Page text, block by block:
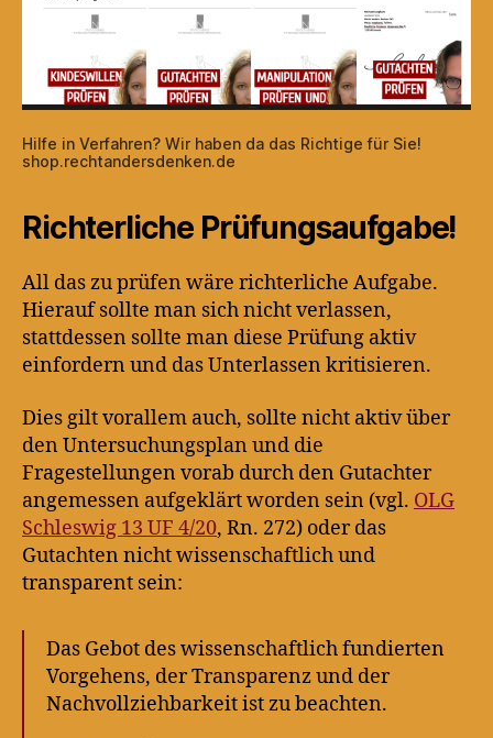
Hilfe in Verfahren? Wir haben da das Richtige für Sie!
shop.rechtandersdenken.de
Richterliche Prüfungsaufgabe!
All das zu prüfen wäre richterliche Aufgabe.
Hierauf sollte man sich nicht verlassen,
stattdessen sollte man diese Prüfung aktiv
einfordern und das Unterlassen kritisieren.
Dies gilt vorallem auch, sollte nicht aktiv über
den Untersuchungsplan und die
Fragestellungen vorab durch den Gutachter
angemessen aufgeklärt worden sein (vgl. OLG
Schleswig 13 UF 4/20, Rn. 272) oder das
Gutachten nicht wissenschaftlich und
transparent sein:
Das Gebot des wissenschaftlich fundierten
Vorgehens, der Transparenz und der
Nachvollziehbarkeit ist zu beachten.